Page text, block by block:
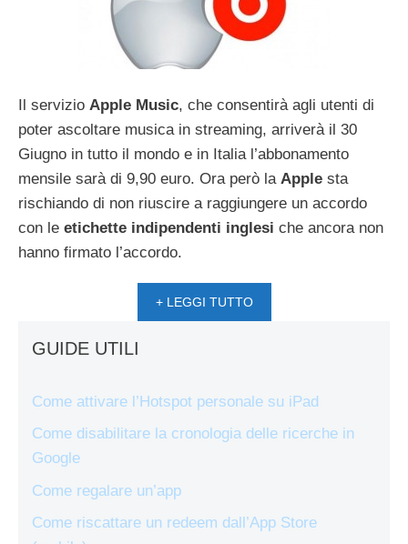
Il servizio Apple Music, che consentirà agli utenti di
poter ascoltare musica in streaming, arriverà il 30
Giugno in tutto il mondo e in Italia l’abbonamento
mensile sarà di 9,90 euro. Ora però la Apple sta
rischiando di non riuscire a raggiungere un accordo
con le etichette indipendenti inglesi che ancora non
hanno firmato l’accordo.
+ LEGGI TUTTO
GUIDE UTILI
Come attivare l’Hotspot personale su iPad
Come disabilitare la cronologia delle ricerche in
Google
Come regalare un’app
Come riscattare un redeem dall’App Store